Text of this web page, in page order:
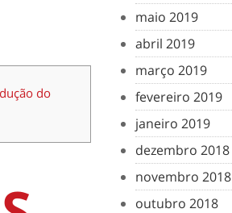
do
maio 2019
abril 2019
março 2019
fevereiro 2019
janeiro 2019
dezembro 2018
novembro 2018
outubro 2018